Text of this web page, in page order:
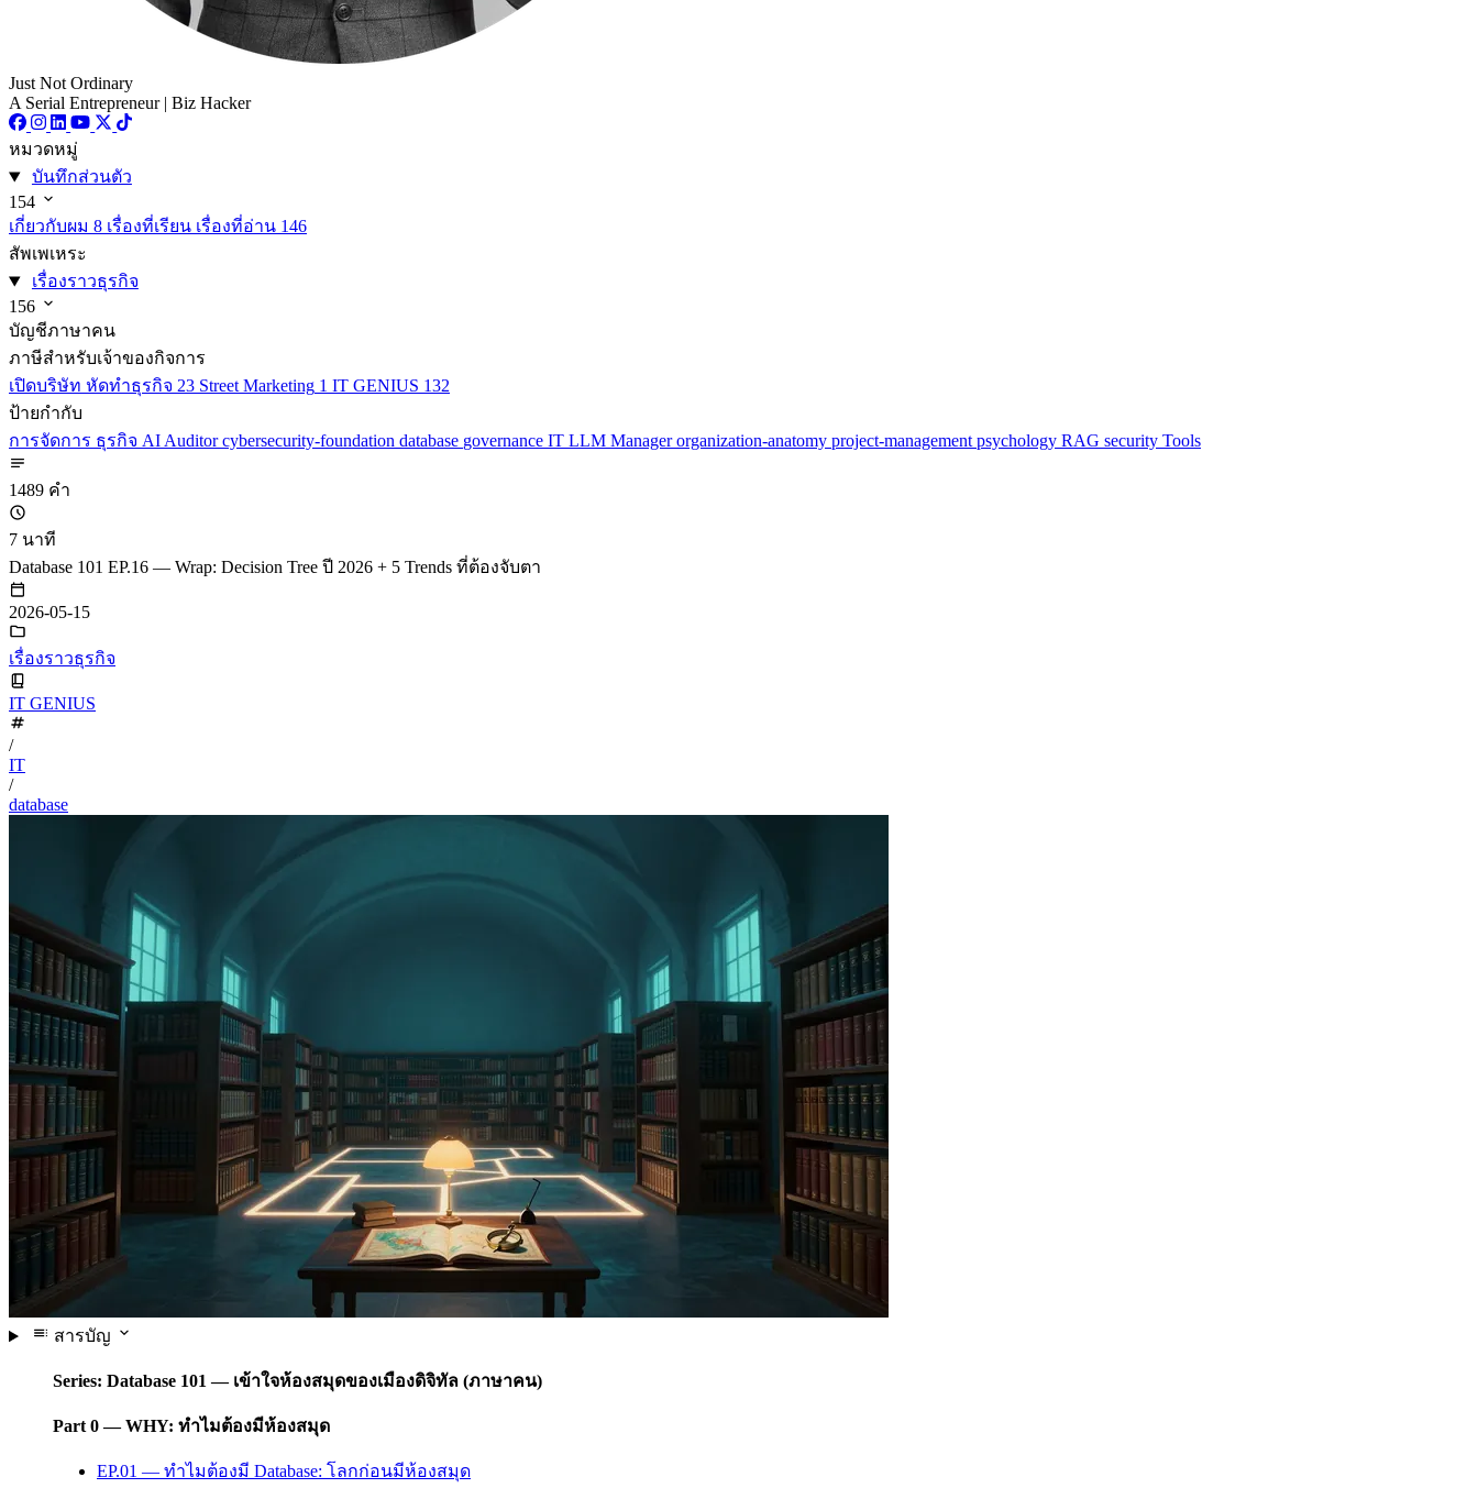
Just Not Ordinary
A Serial Entrepreneur | Biz Hacker
หมวดหมู่
บันทึกส่วนตัว
154
เกี่ยวกับผม 8 เรื่องที่เรียน เรื่องที่อ่าน 146
สัพเพเหระ
เรื่องราวธุรกิจ
156
บัญชีภาษาคน
ภาษีสำหรับเจ้าของกิจการ
เปิดบริษัท หัดทำธุรกิจ 23 Street Marketing 1 IT GENIUS 132
ป้ายกำกับ
การจัดการ ธุรกิจ AI Auditorcybersecurity-foundation database governance IT LLM Managerorganization-anatomy project-management psychology RAG security Tools
1489 คำ
7 นาที
Database 101 EP.16 — Wrap: Decision Tree ปี 2026 + 5 Trends ที่ต้องจับตา
2026-05-15
เรื่องราวธุรกิจ
IT GENIUS
/
IT
/
database
สารบัญ
Series: Database 101 — เข้าใจห้องสมุดของเมืองดิจิทัล (ภาษาคน)
Part 0 — WHY: ทำไมต้องมีห้องสมุด
EP.01 — ทำไมต้องมี Database: โลกก่อนมีห้องสมุด